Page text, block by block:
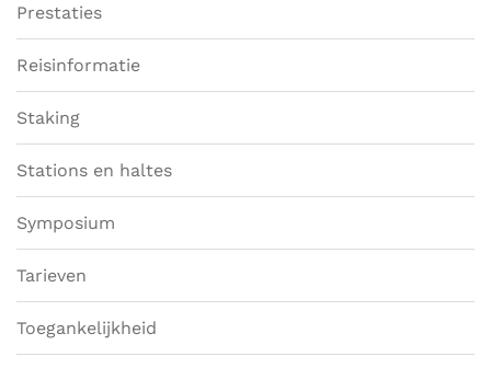
Prestaties
Reisinformatie
Staking
Stations en haltes
Symposium
Tarieven
Toegankelijkheid